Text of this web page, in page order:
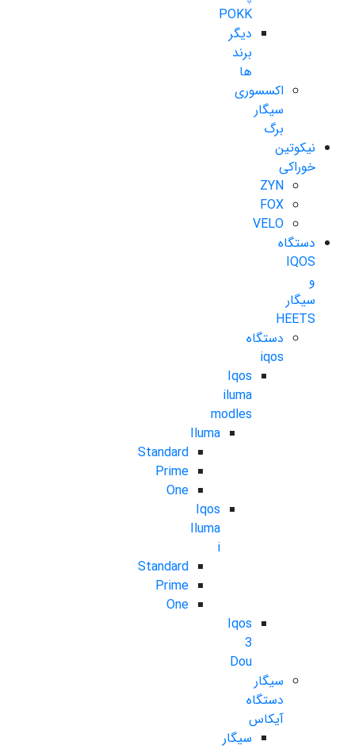
POKK
دیگر
برند
ها
اکسسوری
سیگار
برگ
نیکوتین
خوراکی
ZYN
FOX
VELO
دستگاه
IQOS
و
سیگار
HEETS
دستگاه
iqos
Iqos
iluma
modles
Iluma
Standard
Prime
One
Iqos
Iluma
i
Standard
Prime
One
Iqos
3
Dou
سیگار
دستگاه
آیکاس
سیگار